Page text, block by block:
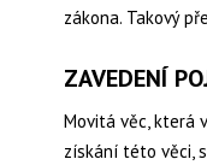
zákona. Takový
ZAVEDENÍ
Movitá věc, která
získání této věci,